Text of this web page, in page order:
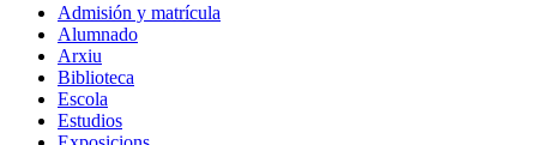
Admisión y matrícula
Alumnado
Arxiu
Biblioteca
Escola
Estudios